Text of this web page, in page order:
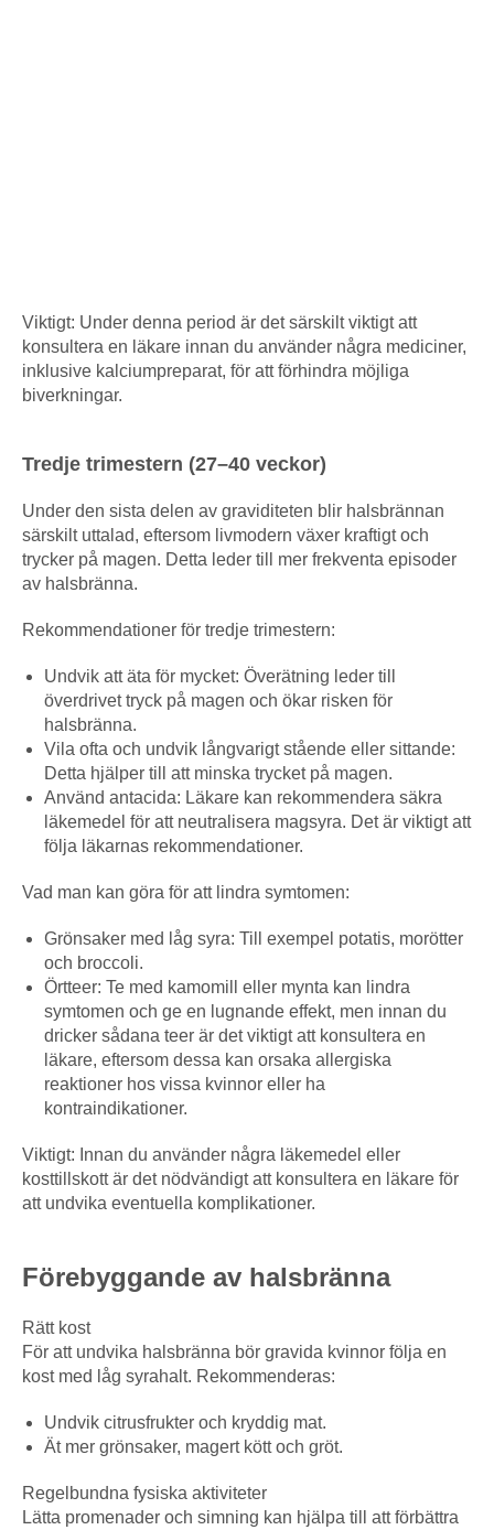
Viktigt: Under denna period är det särskilt viktigt att
konsultera en läkare innan du använder några mediciner,
inklusive kalciumpreparat, för att förhindra möjliga
biverkningar.
Tredje trimestern (27–40 veckor)
Under den sista delen av graviditeten blir halsbrännan
särskilt uttalad, eftersom livmodern växer kraftigt och
trycker på magen. Detta leder till mer frekventa episoder
av halsbränna.
Rekommendationer för tredje trimestern:
Undvik att äta för mycket: Överätning leder till
överdrivet tryck på magen och ökar risken för
halsbränna.
Vila ofta och undvik långvarigt stående eller sittande:
Detta hjälper till att minska trycket på magen.
Använd antacida: Läkare kan rekommendera säkra
läkemedel för att neutralisera magsyra. Det är viktigt att
följa läkarnas rekommendationer.
Vad man kan göra för att lindra symtomen:
Grönsaker med låg syra: Till exempel potatis, morötter
och broccoli.
Örtteer: Te med kamomill eller mynta kan lindra
symtomen och ge en lugnande effekt, men innan du
dricker sådana teer är det viktigt att konsultera en
läkare, eftersom dessa kan orsaka allergiska
reaktioner hos vissa kvinnor eller ha
kontraindikationer.
Viktigt: Innan du använder några läkemedel eller
kosttillskott är det nödvändigt att konsultera en läkare för
att undvika eventuella komplikationer.
Förebyggande av halsbränna
Rätt kost
För att undvika halsbränna bör gravida kvinnor följa en
kost med låg syrahalt. Rekommenderas:
Undvik citrusfrukter och kryddig mat.
Ät mer grönsaker, magert kött och gröt.
Regelbundna fysiska aktiviteter
Lätta promenader och simning kan hjälpa till att förbättra